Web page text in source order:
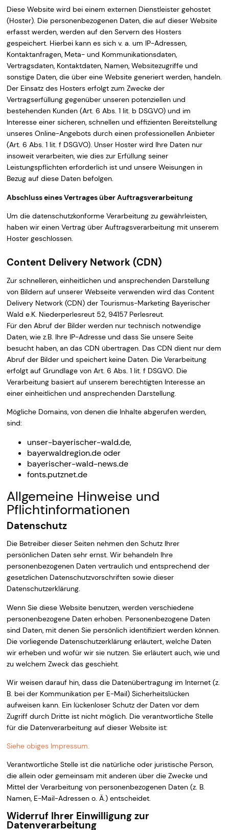
Diese Website wird bei einem externen Dienstleister gehostet
(Hoster). Die personenbezogenen Daten, die auf dieser Website
erfasst werden, werden auf den Servern des Hosters
gespeichert. Hierbei kann es sich v. a. um IP-Adressen,
Kontaktanfragen, Meta- und Kommunikationsdaten,
Vertragsdaten, Kontaktdaten, Namen, Websitezugriffe und
sonstige Daten, die über eine Website generiert werden, handeln.
Der Einsatz des Hosters erfolgt zum Zwecke der
Vertragserfüllung gegenüber unseren potenziellen und
bestehenden Kunden (Art. 6 Abs. 1 lit. b DSGVO) und im
Interesse einer sicheren, schnellen und effizienten Bereitstellung
unseres Online-Angebots durch einen professionellen Anbieter
(Art. 6 Abs. 1 lit. f DSGVO). Unser Hoster wird Ihre Daten nur
insoweit verarbeiten, wie dies zur Erfüllung seiner
Leistungspflichten erforderlich ist und unsere Weisungen in
Bezug auf diese Daten befolgen.
Abschluss eines Vertrages über Auftragsverarbeitung
Um die datenschutzkonforme Verarbeitung zu gewährleisten,
haben wir einen Vertrag über Auftragsverarbeitung mit unserem
Hoster geschlossen.
Content Delivery Network (CDN)
Zur schnelleren, einheitlichen und ansprechenden Darstellung
von Bildern auf unserer Webseite verwenden wird das Content
Delivery Network (CDN) der Tourismus-Marketing Bayerischer
Wald e.K. Niederperlesreut 52, 94157 Perlesreut.
Für den Abruf der Bilder werden nur technisch notwendige
Daten, wie z.B. Ihre IP-Adresse und dass Sie unsere Seite
besucht haben, an das CDN übertragen. Das CDN dient nur dem
Abruf der Bilder und speichert keine Daten. Die Verarbeitung
erfolgt auf Grundlage von Art. 6 Abs. 1 lit. f DSGVO. Die
Verarbeitung basiert auf unserem berechtigten Interesse an
einer einheitlichen und ansprechenden Darstellung.
Mögliche Domains, von denen die Inhalte abgerufen werden,
sind:
unser-bayerischer-wald.de,
bayerwaldregion.de oder
bayerischer-wald-news.de
fonts.putznet.de
Allgemeine Hinweise und
Pflichtinformationen
Datenschutz
Die Betreiber dieser Seiten nehmen den Schutz Ihrer
persönlichen Daten sehr ernst. Wir behandeln Ihre
personenbezogenen Daten vertraulich und entsprechend der
gesetzlichen Datenschutzvorschriften sowie dieser
Datenschutzerklärung.
Wenn Sie diese Website benutzen, werden verschiedene
personenbezogene Daten erhoben. Personenbezogene Daten
sind Daten, mit denen Sie persönlich identifiziert werden können.
Die vorliegende Datenschutzerklärung erläutert, welche Daten
wir erheben und wofür wir sie nutzen. Sie erläutert auch, wie und
zu welchem Zweck das geschieht.
Wir weisen darauf hin, dass die Datenübertragung im Internet (z.
B. bei der Kommunikation per E-Mail) Sicherheitslücken
aufweisen kann. Ein lückenloser Schutz der Daten vor dem
Zugriff durch Dritte ist nicht möglich. Die verantwortliche Stelle
für die Datenverarbeitung auf dieser Website ist:
Siehe obiges Impressum.
Verantwortliche Stelle ist die natürliche oder juristische Person,
die allein oder gemeinsam mit anderen über die Zwecke und
Mittel der Verarbeitung von personenbezogenen Daten (z. B.
Namen, E-Mail-Adressen o. Ä.) entscheidet.
Widerruf Ihrer Einwilligung zur
Datenverarbeitung